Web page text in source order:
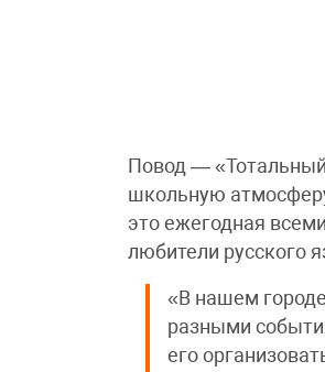
Повод —
школьную
это ежегодная
любители русского
«В нашем
разными
его